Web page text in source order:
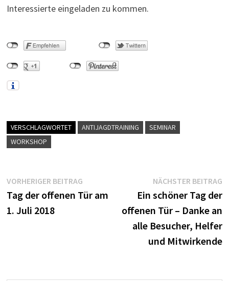
Interessierte eingeladen zu kommen.
VERSCHLAGWORTET ANTIJAGDTRAINING
SEMINAR
WORKSHOP
Beitragsnavigation
VORHERIGER BEITRAGVorheriger
Beitrag:
Tag der offenen Tür am
1. Juli 2018
NÄCHSTER BEITRAG
Ein schöner Tag der
offenen Tür – Danke an
alle Besucher, Helfer
und Mitwirkende